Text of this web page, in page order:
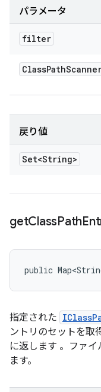
パラメータ
filter
ClassPath
戻り値
Set<String>
getClassPath
public
指定された
ントリのセットを取
に返します 。ファ
ます。